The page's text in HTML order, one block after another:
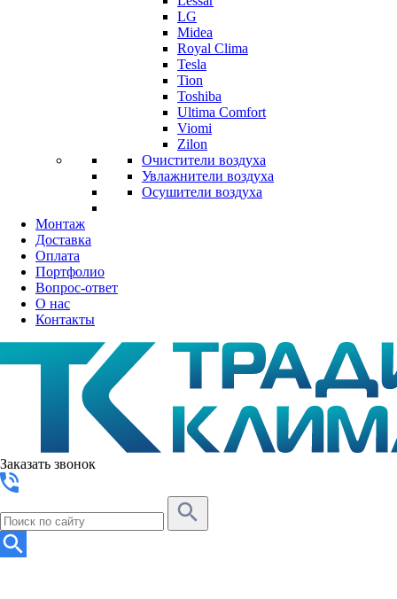
LG
Midea
Royal Clima
Tesla
Tion
Toshiba
Ultima Comfort
Viomi
Zilon
Очистители воздуха
Увлажнители воздуха
Осушители воздуха
Монтаж
Доставка
Оплата
Портфолио
Вопрос-ответ
О нас
Контакты
Заказать звонок